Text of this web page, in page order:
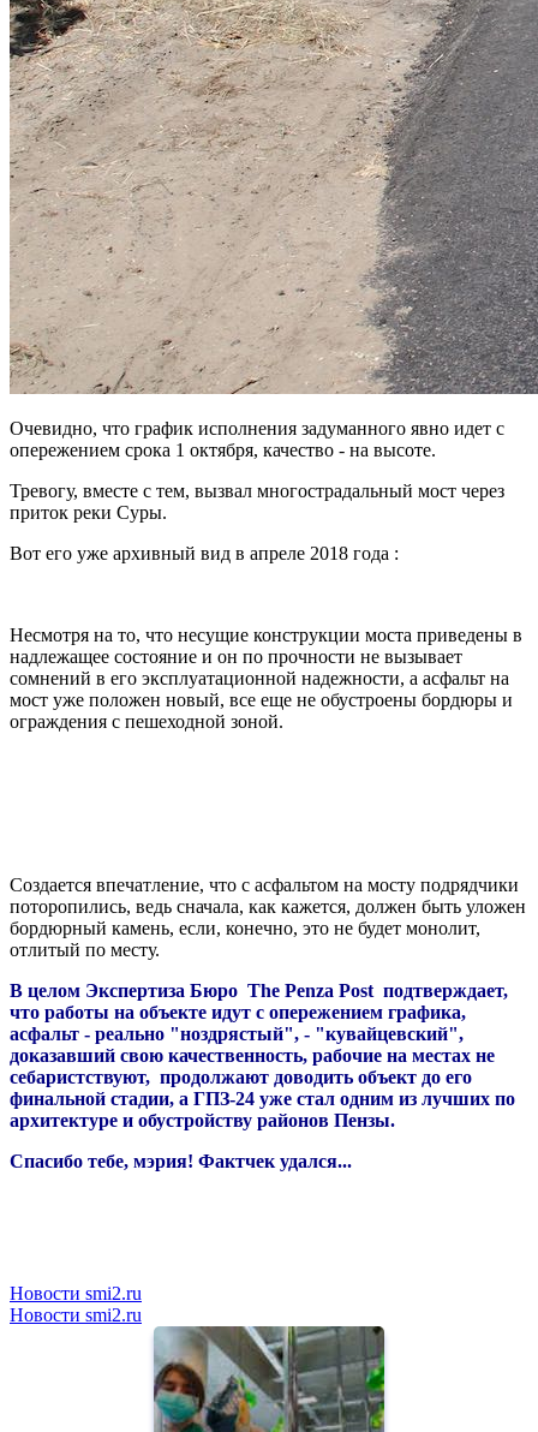
Очевидно, что график исполнения задуманного явно идет с
опережением срока 1 октября, качество - на высоте.
Тревогу, вместе с тем, вызвал многострадальный мост через
приток реки Суры.
Вот его уже архивный вид в апреле 2018 года :
Несмотря на то, что несущие конструкции моста приведены в
надлежащее состояние и он по прочности не вызывает
сомнений в его эксплуатационной надежности, а асфальт на
мост уже положен новый, все еще не обустроены бордюры и
ограждения с пешеходной зоной.
Создается впечатление, что с асфальтом на мосту подрядчики
поторопились, ведь сначала, как кажется, должен быть уложен
бордюрный камень, если, конечно, это не будет монолит,
отлитый по месту.
В целом Экспертиза Бюро The Penza Post подтверждает,
что работы на объекте идут с опережением графика,
асфальт - реально "ноздрястый", - "кувайцевский",
доказавший свою качественность, рабочие на местах не
себаристствуют, продолжают доводить объект до его
финальной стадии, а ГПЗ-24 уже стал одним из лучших по
архитектуре и обустройству районов Пензы.
Спасибо тебе, мэрия! Фактчек удался...
Новости smi2.ru
Новости smi2.ru